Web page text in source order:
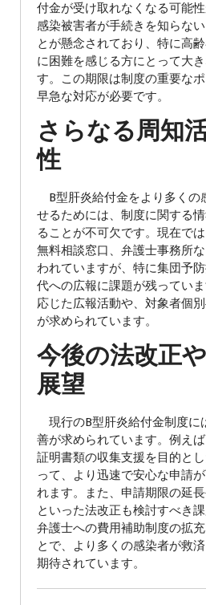
付金が受け取れなくなる可能
感染被害者が手続きを知らな
とが懸念されており、特に高
に困難を感じる方にとって大
す。この期限は制度の重要なポ
早急な対応が必要です。
さらなる周知
性
B型肝炎給付金をより多くの
せるためには、制度に関する
ることが不可欠です。現在で
無料相談窓口、弁護士事務所
われていますが、特に集団予
代への広報に課題が残ってい
応じた広報活動や、対象者個
が求められています。
今後の法改正
展望
現行のB型肝炎給付金制度に
善が求められています。例え
証明書類の収集支援を目的と
って、より迅速で安心な申請
れます。また、申請期限の延
といった法改正も検討すべき
弁護士への費用補助制度の拡
とで、より多くの感染者が救
期待されています。